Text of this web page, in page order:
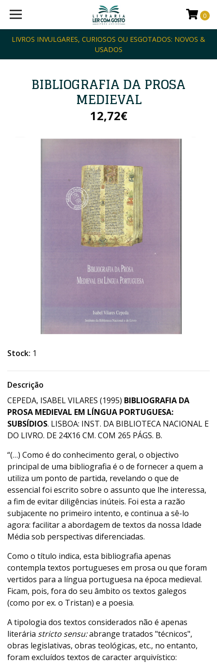
LIVROS INVULGARES, CURIOSOS OU ESGOTADOS: NOVOS &
USADOS
0
BIBLIOGRAFIA DA PROSA
MEDIEVAL
12,72€
Stock: 1
Descrição
CEPEDA, ISABEL VILARES (1995) BIBLIOGRAFIA DA
PROSA MEDIEVAL EM LÍNGUA PORTUGUESA:
SUBSÍDIOS. LISBOA: INST. DA BIBLIOTECA NACIONAL E
DO LIVRO. DE 24X16 CM. COM 265 PÁGS. B.
“(…) Como é do conhecimento geral, o objectivo
principal de uma bibliografia é o de fornecer a quem a
utiliza um ponto de partida, revelando o que de
essencial foi escrito sobre o assunto que lhe interessa,
a fim de evitar diligências inúteis. Foi esta a razão
subjacente no primeiro intento, e continua a sê-lo
agora: facilitar a abordagem de textos da nossa Idade
Média sob perspectivas diferenciadas.
Como o título indica, esta bibliografia apenas
contempla textos portugueses em prosa ou que foram
vertidos para a língua portuguesa na época medieval.
Ficam, pois, fora do seu âmbito os textos galegos
(como por ex. o Tristan) e a poesia.
A tipologia dos textos considerados não é apenas
literária stricto sensu:abrange tratados "técnicos",
obras legislativas, obras teológicas, etc., no entanto,
foram excluídos textos de caracter arquivístico: